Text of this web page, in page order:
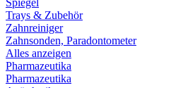
Spiegel
Trays & Zubehör
Zahnreiniger
Zahnsonden, Paradontometer
Alles anzeigen
Pharmazeutika
Pharmazeutika